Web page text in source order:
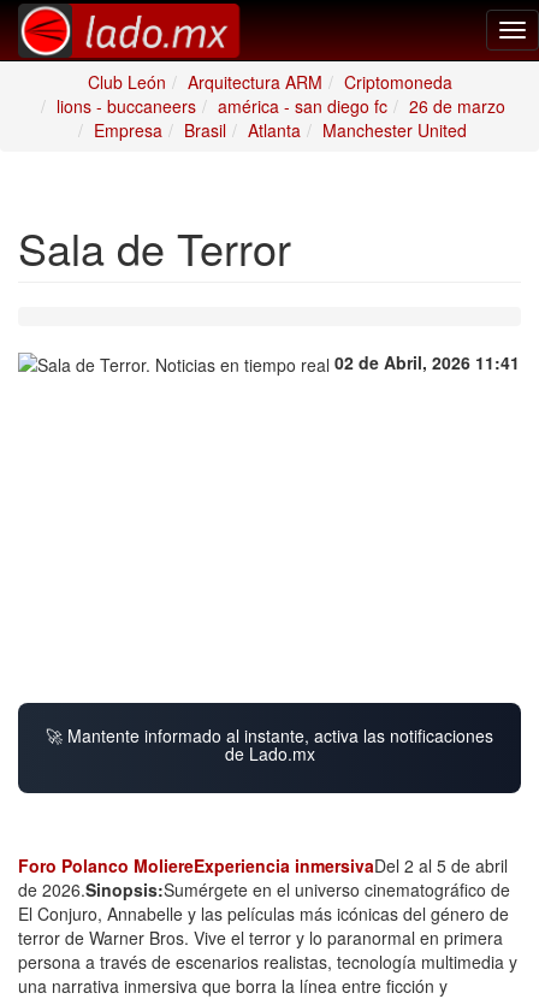
Club León
Arquitectura ARM
Criptomoneda
lions - buccaneers
américa - san diego fc
26 de marzo
Empresa
Brasil Atlanta Manchester United
Sala de Terror
02 de Abril, 2026 11:41
🚀 Mantente informado al instante, activa las notificaciones
de Lado.mx
Foro Polanco MoliereExperiencia inmersivaDel 2 al 5 de abril
de 2026.Sinopsis:Sumérgete en el universo cinematográfico de
El Conjuro, Annabelle y las películas más icónicas del género de
terror de Warner Bros. Vive el terror y lo paranormal en primera
persona a través de escenarios realistas, tecnología multimedia y
una narrativa inmersiva que borra la línea entre ficción y